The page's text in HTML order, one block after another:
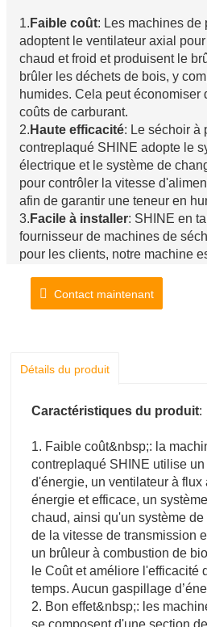
1. Faible coût: Les machines de
adoptent le ventilateur axial
chaud et froid et produisent le
brûler les déchets de bois, y
humides. Cela peut économiser
coûts de carburant.
2. Haute efficacité: Le séchoir à
contreplaqué SHINE adopte le
électrique et le système de
pour contrôler la vitesse
afin de garantir une teneur en
3. Facile à installer: SHINE en
fournisseur de machines de
pour les clients, notre machine
Longue durée d'utilisation
fabricant de machines de
Contact maintenant
Détails du produit
Caractéristiques du produit:
1. Faible coût&nbsp;: la
contreplaqué SHINE utilise
d'énergie, un ventilateur à flux
énergie et efficace, un
chaud, ainsi qu'un système
de la vitesse de transmission
un brûleur à combustion de
le Coût et améliore l'efficacité
temps. Aucun gaspillage
2. Bon effet&nbsp;: les